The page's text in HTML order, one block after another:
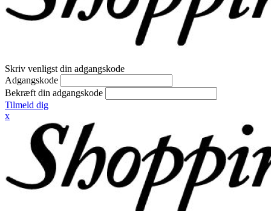
Skriv venligst din adgangskode
Adgangskode
Bekræft din adgangskode
Tilmeld dig
x